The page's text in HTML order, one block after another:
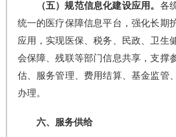
（五）规范信息化建设应用。 各
统一的医疗保障信息平台，强化长期
应用，实现医保、税务、民政、卫生
会保障、残联等部门信息共享，支撑
估、服务管理、费用结算、基金监管
办理。
六、服务供给